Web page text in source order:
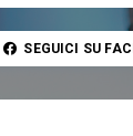
SEGUICI SU